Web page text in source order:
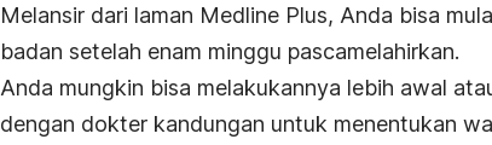
Melansir dari laman Medline Plus, Anda bisa
badan setelah enam minggu pascamelahirkan.
Anda mungkin bisa melakukannya lebih awal
dengan dokter kandungan untuk menentukan